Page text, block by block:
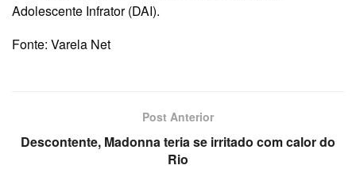
Adolescente Infrator (DAI).
Fonte: Varela Net
Post Anterior
Descontente, Madonna teria se irritado com calor do
Rio